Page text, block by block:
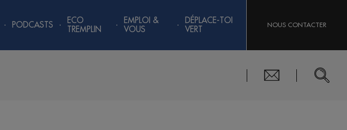
PODCASTS
ECO
TREMPLIN
EMPLOI &
VOUS
DÉPLACE-TOI
VERT
NOUS CONTACTER